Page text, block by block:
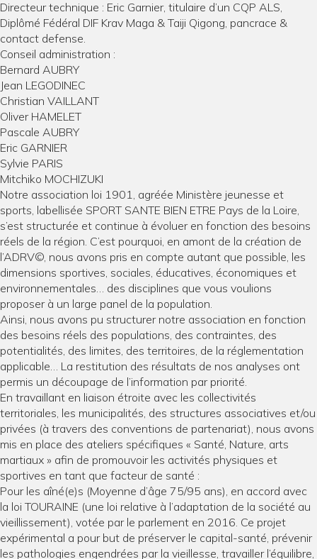
Directeur technique : Eric Garnier, titulaire d’un CQP ALS,
Diplômé Fédéral DIF Krav Maga & Taiji Qigong, pancrace &
contact defense.
Conseil administration :
Bernard AUBRY
Jean LEGODINEC
Christian VAILLANT
Oliver HAMELET
Pascale AUBRY
Eric GARNIER
Sylvie PARIS
Mitchiko MOCHIZUKI
Notre association loi 1901, agréée Ministère jeunesse et
sports, labellisée SPORT SANTE BIEN ETRE Pays de la Loire,
s’est structurée et continue à évoluer en fonction des besoins
réels de la région. C’est pourquoi, en amont de la création de
l’ADRV©, nous avons pris en compte autant que possible, les
dimensions sportives, sociales, éducatives, économiques et
environnementales… des disciplines que vous voulions
proposer à un large panel de la population.
Ainsi, nous avons pu structurer notre association en fonction
des besoins réels des populations, des contraintes, des
potentialités, des limites, des territoires, de la réglementation
applicable… La restitution des résultats de nos analyses ont
permis un découpage de l’information par priorité.
En travaillant en liaison étroite avec les collectivités
territoriales, les municipalités, des structures associatives et/ou
privées (à travers des conventions de partenariat), nous avons
mis en place des ateliers spécifiques « Santé, Nature, arts
martiaux » afin de promouvoir les activités physiques et
sportives en tant que facteur de santé :
Pour les aîné(e)s (Moyenne d’âge 75/95 ans), en accord avec
la loi TOURAINE (une loi relative à l’adaptation de la société au
vieillissement), votée par le parlement en 2016. Ce projet
expérimental a pour but de préserver le capital-santé, prévenir
les pathologies engendrées par la vieillesse, travailler l’équilibre,